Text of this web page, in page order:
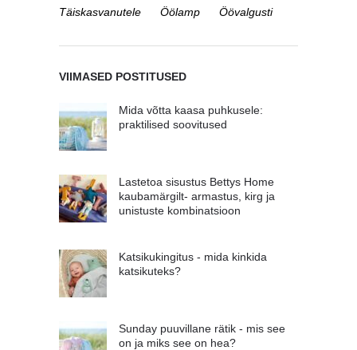
Täiskasvanutele
Öölamp Öövalgusti
VIIMASED POSTITUSED
Mida võtta kaasa puhkusele:
praktilised soovitused
Lastetoa sisustus Bettys Home
kaubamärgilt- armastus, kirg ja
unistuste kombinatsioon
Katsikukingitus - mida kinkida
katsikuteks?
Sunday puuvillane rätik - mis see
on ja miks see on hea?